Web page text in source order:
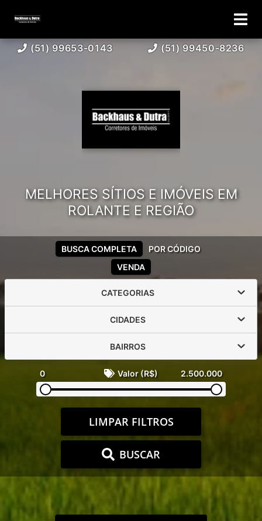
(51) 99653-0143 (51) 99450-8236
MELHORES SÍTIOS E IMÓVEIS EM
ROLANTE E REGIÃO
VENDA
BUSCA COMPLETA POR CÓDIGO
CATEGORIAS
CIDADES
BAIRROS
0 Valor (R$) 2.500.000
LIMPAR FILTROS
BUSCAR